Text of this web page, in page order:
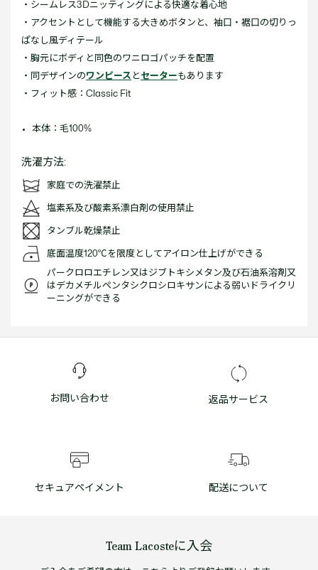
・シームレス3Dニッティングによる快適な着心地
・アクセントとして機能する大きめボタンと、袖口・裾口の切りっ
ぱなし風ディテール
・胸元にボディと同色のワニロゴパッチを配置
・同デザインのワンピース とセーターもあります
・フィット感：Classic Fit
本体：毛100%
洗濯方法:
家庭での洗濯禁止
塩素系及び酸素系漂白剤の使用禁止
タンブル乾燥禁止
底面温度120℃を限度としてアイロン仕上げができる
パークロロエチレン又はジブトキシメタン及び石油系溶剤又
はデカメチルペンタシクロシロキサンによる弱いドライクリ
ーニングができる
お問い合わせ 返品サービス
セキュアペイメント 配送について
Team Lacosteに入会